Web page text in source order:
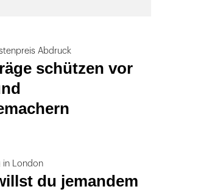
Abdruck
schützen vor
in London
du jemandem